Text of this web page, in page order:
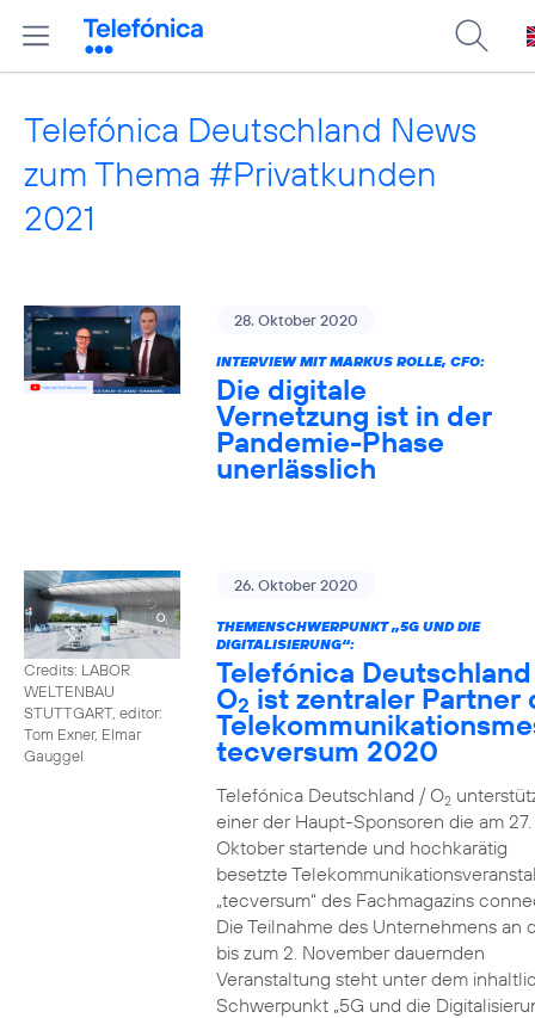
Telefónica Deutschland News
zum Thema #Privatkunden
2021
28. Oktober 2020
INTERVIEW MIT MARKUS ROLLE, CFO:
Die digitale
Vernetzung ist in der
Pandemie-Phase
unerlässlich
Credits: LABOR
WELTENBAU
STUTTGART, editor:
Tom Exner, Elmar
Gauggel
26. Oktober 2020
THEMENSCHWERPUNKT „5G UND DIE
DIGITALISIERUNG“:
Telefónica
O2 ist zentraler Partner
tecversum 2020
Telefónica Deutschland / O2
einer der Haupt-Sponsoren die am 27.
Oktober startende und hochkarätig
besetzte
„tecversum“ des Fachmagazins
Die Teilnahme des Unternehmens an
bis zum 2. November dauernden
Veranstaltung steht unter dem
Schwerpunkt „5G und die